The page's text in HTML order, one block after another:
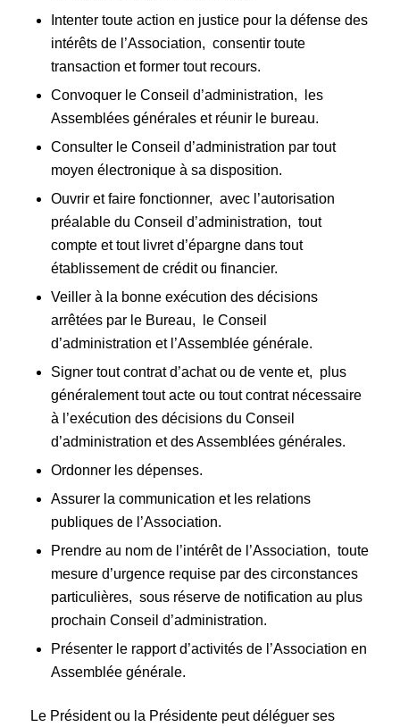
Intenter toute action en justice pour la défense des
intérêts de l’Association, consentir toute
transaction et former tout recours.
Convoquer le Conseil d’administration, les
Assemblées générales et réunir le bureau.
Consulter le Conseil d’administration par tout
moyen électronique à sa disposition.
Ouvrir et faire fonctionner, avec l’autorisation
préalable du Conseil d’administration, tout
compte et tout livret d’épargne dans tout
établissement de crédit ou financier.
Veiller à la bonne exécution des décisions
arrêtées par le Bureau, le Conseil
d’administration et l’Assemblée générale.
Signer tout contrat d’achat ou de vente et, plus
généralement tout acte ou tout contrat nécessaire
à l’exécution des décisions du Conseil
d’administration et des Assemblées générales.
Ordonner les dépenses.
Assurer la communication et les relations
publiques de l’Association.
Prendre au nom de l’intérêt de l’Association, toute
mesure d’urgence requise par des circonstances
particulières, sous réserve de notification au plus
prochain Conseil d’administration.
Présenter le rapport d’activités de l’Association en
Assemblée générale.
Le Président ou la Présidente peut déléguer ses